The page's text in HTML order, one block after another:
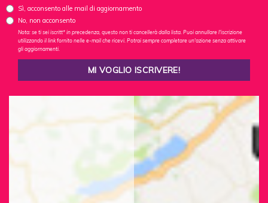
Sì, acconsento alle mail di aggiornamento
No, non acconsento
Nota: se ti sei iscritt* in precedenza, questo non ti cancellerà dalla lista. Puoi annullare l'iscrizione
utilizzando il link fornito nelle e-mail che ricevi. Potrai sempre completare un'azione senza attivare
gli aggiornamenti.